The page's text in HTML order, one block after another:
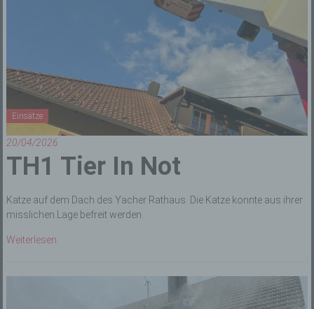
Einsätze
20/04/2026
TH1 Tier In Not
Katze auf dem Dach des Yacher Rathaus. Die Katze konnte aus ihrer
misslichen Lage befreit werden.
Weiterlesen